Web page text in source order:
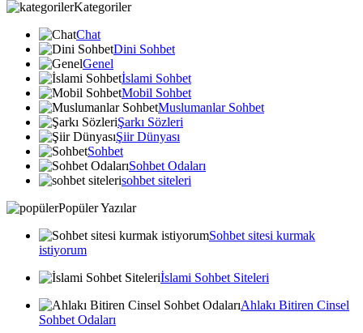
Kategoriler
Chat
Dini Sohbet
Genel
İslami Sohbet
Mobil Sohbet
Muslumanlar Sohbet
Şarkı Sözleri
Şiir Dünyası
Sohbet
Sohbet Odaları
sohbet siteleri
Popüler Yazılar
Sohbet sitesi kurmak
istiyorum
İslami Sohbet Siteleri
Ahlakı Bitiren Cinsel
Sohbet Odaları